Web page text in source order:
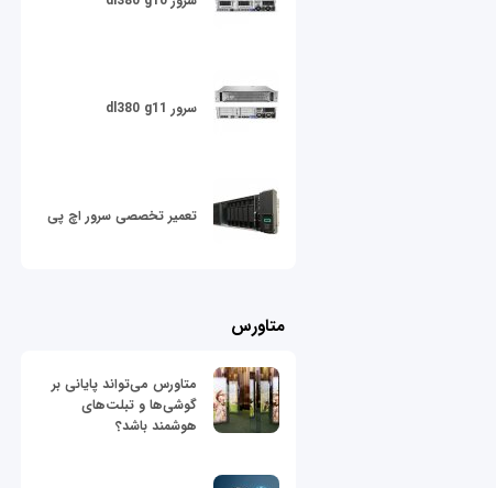
سرور dl380 g11
تعمیر تخصصی سرور اچ پی
متاورس
متاورس می‌تواند پایانی بر
گوشی‌ها و تبلت‌های
هوشمند باشد؟